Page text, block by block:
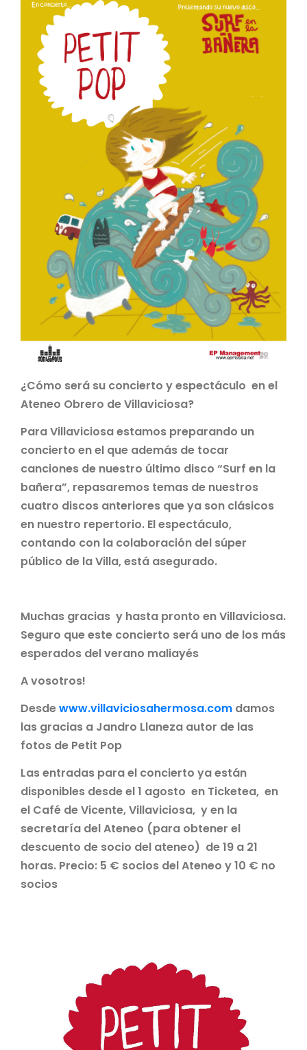
¿Cómo será su concierto y espectáculo en el
Ateneo Obrero de Villaviciosa?
Para Villaviciosa estamos preparando un
concierto en el que además de tocar
canciones de nuestro último disco “Surf en la
bañera”, repasaremos temas de nuestros
cuatro discos anteriores que ya son clásicos
en nuestro repertorio. El espectáculo,
contando con la colaboración del súper
público de la Villa, está asegurado.
Muchas gracias y hasta pronto en Villaviciosa.
Seguro que este concierto será uno de los más
esperados del verano maliayés
A vosotros!
Desdewww.villaviciosahermosa.com damos
las gracias a Jandro Llaneza autor de las
fotos de Petit Pop
Las entradas para el concierto ya están
disponibles desde el 1 agosto en Ticketea, en
el Café de Vicente, Villaviciosa, y en la
secretaría del Ateneo (para obtener el
descuento de socio del ateneo) de 19 a 21
horas. Precio: 5 € socios del Ateneo y 10 € no
socios